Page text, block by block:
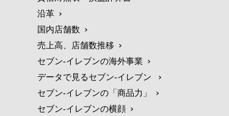
沿革
国内店舗数
売上高、店舗数推移
セブン‐イレブンの海外事業
データで見るセブン‐イレブン
セブン‐イレブンの「商品力」
セブン-イレブンの横顔